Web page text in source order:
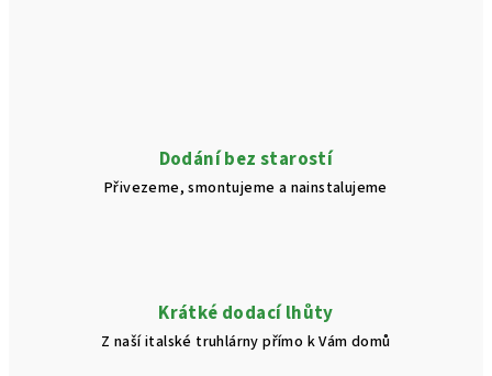
Dodání bez starostí
Přivezeme, smontujeme a nainstalujeme
Krátké dodací lhůty
Z naší italské truhlárny přímo k Vám domů